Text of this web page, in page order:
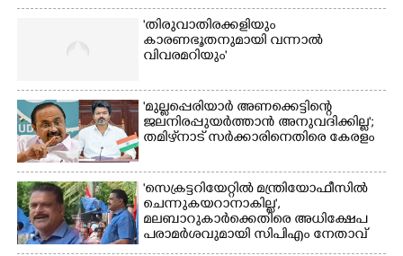
'തിരുവാതിരക്കളിയും
കാരണഭൂതനുമായി വന്നാൽ
വിവരമറിയും '
'മുല്ലപ്പെരിയാർ അണക്കെട്ടിന്റെ
ജലനിരപ്പുയർത്താൻ അനുവദിക്കില്ല';
തമിഴ്‌നാട് സർക്കാരിനെതിരെ കേരളം
'സെക്രട്ടറിയേറ്റിൽ മന്ത്രിയോഫീസിൽ
ചെന്നുകയറാനാകില്ല',
മലബാറുകാർക്കെതിരെ അധിക്ഷേപ
പരാമർശവുമായി സിപിഎം നേതാവ്‌